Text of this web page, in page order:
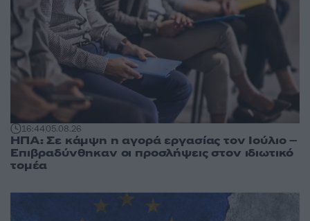
16:4405.08.26
ΗΠΑ: Σε κάμψη η αγορά εργασίας τον Ιούλιο –
Επιβραδύνθηκαν οι προσλήψεις στον ιδιωτικό
τομέα